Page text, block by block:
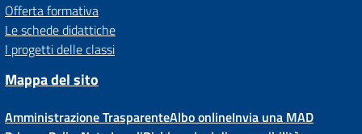
Offerta formativa
Le schede didattiche
I progetti delle classi
Mappa del sito
Amministrazione TrasparenteAlbo onlineInvia una MAD